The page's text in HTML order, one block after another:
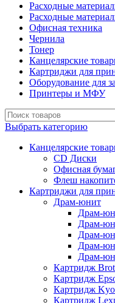
Расходные
Расходные
Офисная техника
Чернила
Тонер
Канцелярские
Картриджи для
Оборудование для
Принтеры и МФУ
Выбрать категорию
Канцелярские
CD Диски
Офисная
Флеш
Картриджи для
Драм-юнит
Драм-
Драм-
Драм-
Драм-
Драм-
Картридж
Картридж
Картридж
Картридж